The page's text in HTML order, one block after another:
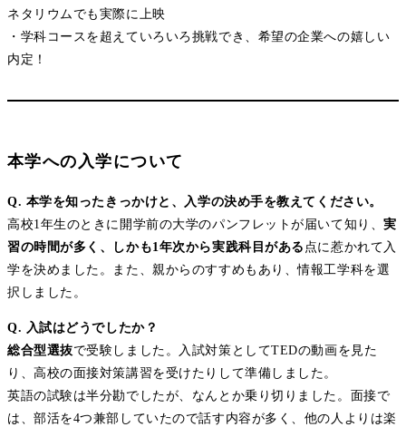
ネタリウムでも実際に上映
・学科コースを超えていろいろ挑戦でき、希望の企業への嬉しい
内定！
本学への入学について
Q. 本学を知ったきっかけと、入学の決め手を教えてください。
高校1年生のときに開学前の大学のパンフレットが届いて知り、実
習の時間が多く、しかも1年次から実践科目がある 点に惹かれて入
学を決めました。また、親からのすすめもあり、情報工学科を選
択しました。
Q. 入試はどうでしたか？
総合型選抜で受験しました。入試対策としてTEDの動画を見た
り、高校の面接対策講習を受けたりして準備しました。
英語の試験は半分勘でしたが、なんとか乗り切りました。面接で
は、部活を4つ兼部していたので話す内容が多く、他の人よりは楽